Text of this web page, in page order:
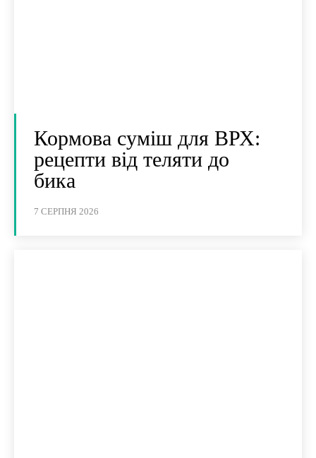
Кормова суміш для ВРХ:
рецепти від теляти до
бика
7 СЕРПНЯ 2026